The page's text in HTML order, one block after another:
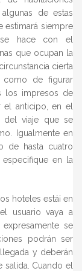
de estas
estimará siempre
hace con el
que ocupan la
cierta
como de figurar
los impresos de
el anticipo, en el
del viaje que se
Igualmente en
de hasta cuatro
en la
hoteles está¡ en
usuario vaya a
se
podrán ser
y deberán
Cuando el